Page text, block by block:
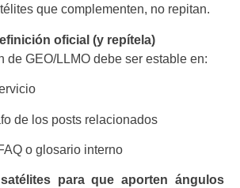
que complementen, no repitan.
oficial (y repítela)
de GEO/LLMO debe ser estable en:
de los posts relacionados
o glosario interno
satélites para que aporten ángulos